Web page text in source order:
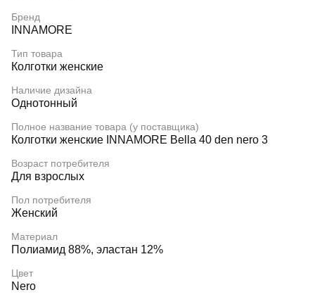
Бренд
INNAMORE
Тип товара
Колготки женские
Наличие дизайна
Однотонный
Полное название товара (у поставщика)
Колготки женские INNAMORE Bella 40 den nero 3
Возраст потребителя
Для взрослых
Пол потребителя
Женский
Материал
Полиамид 88%, эластан 12%
Цвет
Nero